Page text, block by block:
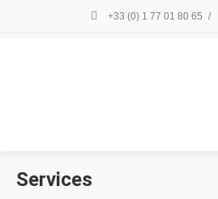
+33 (0) 1 77 01 80 65 /
Services